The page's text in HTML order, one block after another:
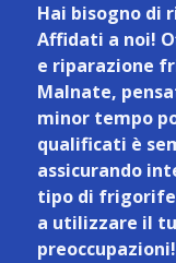
Hai bisogno di
Affidati a noi!
e riparazione
Malnate,
minor tempo
qualificati è
assicurando
tipo di
a utilizzare il
preoccupazioni!